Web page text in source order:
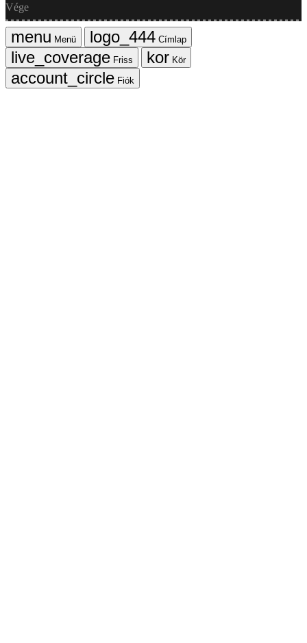
Vége
Menü
Címlap
Friss
Kör
Fiók